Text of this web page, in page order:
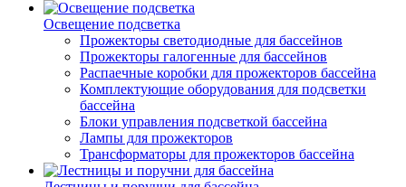
Освещение подсветка
Прожекторы светодиодные для бассейнов
Прожекторы галогенные для бассейнов
Распаечные коробки для прожекторов бассейна
Комплектующие оборудования для подсветки
бассейна
Блоки управления подсветкой бассейна
Лампы для прожекторов
Трансформаторы для прожекторов бассейна